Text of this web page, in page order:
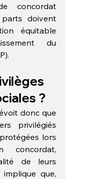
concordat
doivent
équitable
du
?
donc que
privilégiés
lors
de leurs
que,